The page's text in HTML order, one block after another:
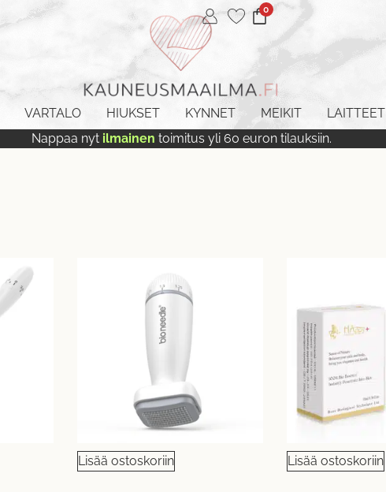
0
VARTALO HIUKSET KYNNET MEIKIT LAITTEET
Nappaa nyt ilmainen toimitus yli 60 euron tilauksiin.
Lisää ostoskoriin Lisää ostoskoriin